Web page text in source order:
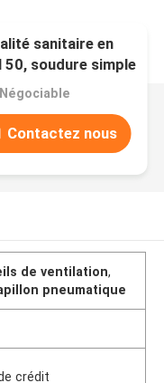
sanitaire en
50, soudure simple
Contactez nous
de ventilation,
pneumatique
crédit